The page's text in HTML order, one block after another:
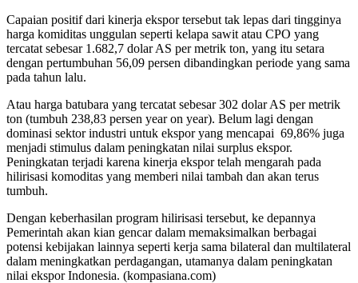
Capaian positif dari kinerja ekspor tersebut tak lepas dari tingginya
harga komiditas unggulan seperti kelapa sawit atau CPO yang
tercatat sebesar 1.682,7 dolar AS per metrik ton, yang itu setara
dengan pertumbuhan 56,09 persen dibandingkan periode yang sama
pada tahun lalu.
Atau harga batubara yang tercatat sebesar 302 dolar AS per metrik
ton (tumbuh 238,83 persen year on year). Belum lagi dengan
dominasi sektor industri untuk ekspor yang mencapai 69,86% juga
menjadi stimulus dalam peningkatan nilai surplus ekspor.
Peningkatan terjadi karena kinerja ekspor telah mengarah pada
hilirisasi komoditas yang memberi nilai tambah dan akan terus
tumbuh.
Dengan keberhasilan program hilirisasi tersebut, ke depannya
Pemerintah akan kian gencar dalam memaksimalkan berbagai
potensi kebijakan lainnya seperti kerja sama bilateral dan multilateral
dalam meningkatkan perdagangan, utamanya dalam peningkatan
nilai ekspor Indonesia. (kompasiana.com)